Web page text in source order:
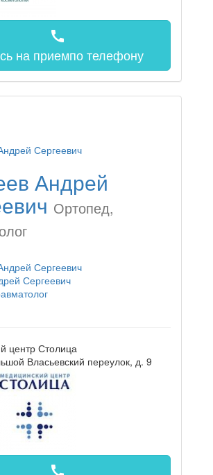
call
на приемпо телефону
Андрей
Ортопед,
Сергеевич
центр Столица
Власьевский переулок, д. 9
call